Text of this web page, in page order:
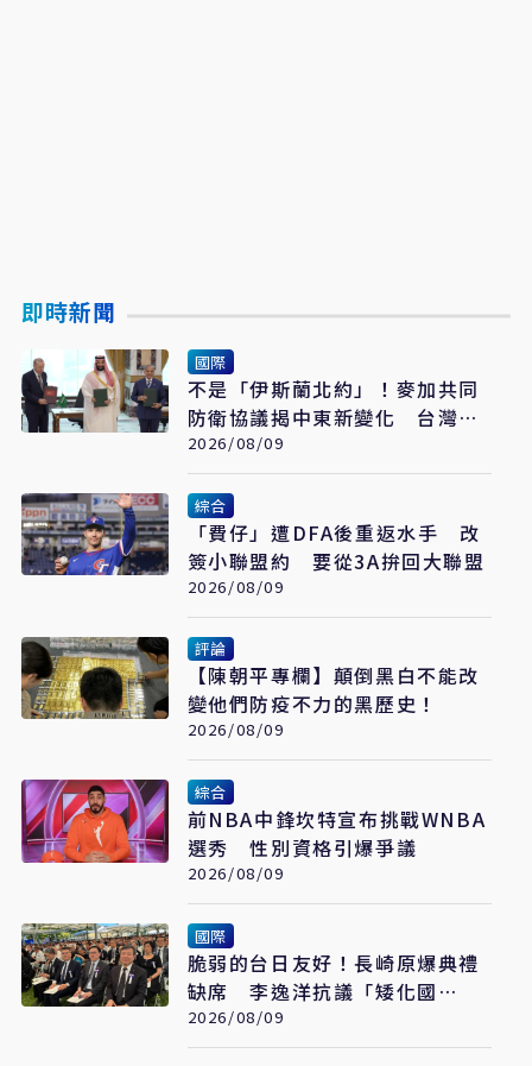
即時新聞
國際
不是「伊斯蘭北約」！麥加共同
防衛協議揭中東新變化 台灣該
看懂「多層次安全」
2026/08/09
綜合
「費仔」遭DFA後重返水手 改
簽小聯盟約 要從3A拚回大聯盟
2026/08/09
評論
【陳朝平專欄】顛倒黑白不能改
變他們防疫不力的黑歷史！
2026/08/09
綜合
前NBA中鋒坎特宣布挑戰WNBA
選秀 性別資格引爆爭議
2026/08/09
國際
脆弱的台日友好！長崎原爆典禮
缺席 李逸洋抗議「矮化國
格」：日媒揭長崎特殊安排
2026/08/09